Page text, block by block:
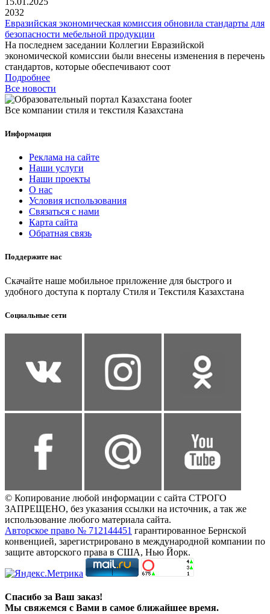
2032
Евразийская экономическая комиссия обновила стандарты для
безопасности мебельной продукции
На последнем заседании Коллегии Евразийской
экономической комиссии были внесены изменения в перечень
стандартов, которые обеспечивают соот
Подробнее
Все новости
Все компании стиля и текстиля Казахстана
Информация
Реклама на сайте
Наши услуги
Наши проекты
О нас
Условия использования
Связаться с нами
Карта сайта
Обратная связь
Поддержите нас
Скачайте наше мобильное приложение для быстрого и
удобного доступа к порталу Стиля и Текстиля Казахстана
Социальные сети
© Копирование любой информации с сайта СТРОГО
ЗАПРЕЩЕНО, без указания ссылки на источник, а так же
использование любого материала сайта.
Авторское право № 712144451 гарантированное Бернской
конвенцией, зарегистрировано в международной компании по
защите авторского права в США, Нью Йорк.
Спасибо за Ваш заказ!
Мы свяжемся с Вами в самое ближайшее время.